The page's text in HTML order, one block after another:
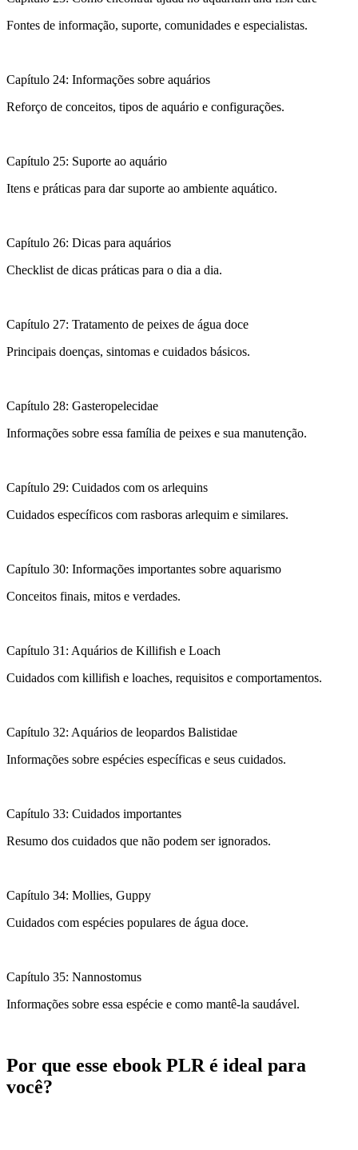
Fontes de informação, suporte, comunidades e especialistas.
Capítulo 24: Informações sobre aquários
Reforço de conceitos, tipos de aquário e configurações.
Capítulo 25: Suporte ao aquário
Itens e práticas para dar suporte ao ambiente aquático.
Capítulo 26: Dicas para aquários
Checklist de dicas práticas para o dia a dia.
Capítulo 27: Tratamento de peixes de água doce
Principais doenças, sintomas e cuidados básicos.
Capítulo 28: Gasteropelecidae
Informações sobre essa família de peixes e sua manutenção.
Capítulo 29: Cuidados com os arlequins
Cuidados específicos com rasboras arlequim e similares.
Capítulo 30: Informações importantes sobre aquarismo
Conceitos finais, mitos e verdades.
Capítulo 31: Aquários de Killifish e Loach
Cuidados com killifish e loaches, requisitos e comportamentos.
Capítulo 32: Aquários de leopardos Balistidae
Informações sobre espécies específicas e seus cuidados.
Capítulo 33: Cuidados importantes
Resumo dos cuidados que não podem ser ignorados.
Capítulo 34: Mollies, Guppy
Cuidados com espécies populares de água doce.
Capítulo 35: Nannostomus
Informações sobre essa espécie e como mantê-la saudável.
Por que esse ebook PLR é ideal para
você?